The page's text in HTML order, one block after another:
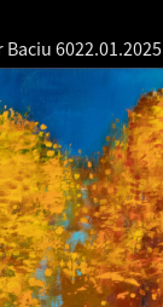
Baciu 6022.01.2025